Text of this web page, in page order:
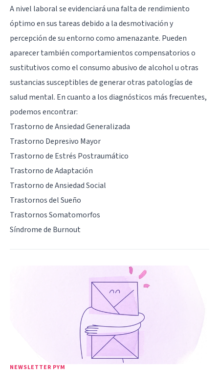
A nivel laboral se evidenciará una falta de rendimiento
óptimo en sus tareas debido a la desmotivación y
percepción de su entorno como amenazante. Pueden
aparecer también comportamientos compensatorios o
sustitutivos como el consumo abusivo de alcohol u otras
sustancias susceptibles de generar otras patologías de
salud mental. En cuanto a los diagnósticos más frecuentes,
podemos encontrar:
Trastorno de Ansiedad Generalizada
Trastorno Depresivo Mayor
Trastorno de Estrés Postraumático
Trastorno de Adaptación
Trastorno de Ansiedad Social
Trastornos del Sueño
Trastornos Somatomorfos
Síndrome de Burnout
NEWSLETTER PYM